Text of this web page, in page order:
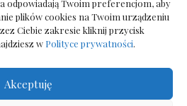
odpowiadają Twoim preferencjom, aby
plików cookies na Twoim urządzeniu
Ciebie zakresie kliknij przycisk
w Polityce prywatności.
Akceptuję